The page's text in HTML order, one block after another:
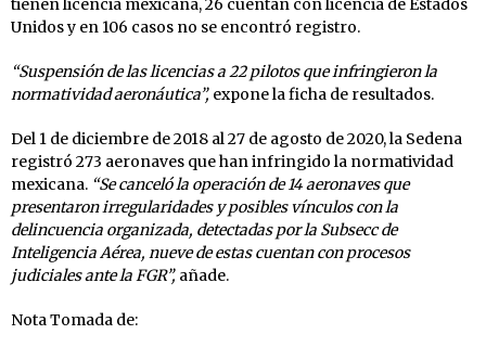
tienen licencia mexicana, 26 cuentan con licencia de Estados
Unidos y en 106 casos no se encontró registro.
“Suspensión de las licencias a 22 pilotos que infringieron la
normatividad aeronáutica”, expone la ficha de resultados.
Del 1 de diciembre de 2018 al 27 de agosto de 2020, la Sedena
registró 273 aeronaves que han infringido la normatividad
mexicana. “Se canceló la operación de 14 aeronaves que
presentaron irregularidades y posibles vínculos con la
delincuencia organizada, detectadas por la Subsecc de
Inteligencia Aérea, nueve de estas cuentan con procesos
judiciales ante la FGR”, añade.
Nota Tomada de: